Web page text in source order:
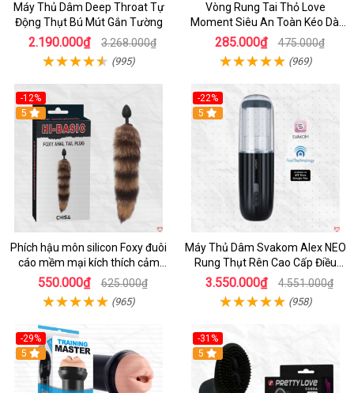
Máy Thủ Dâm Deep Throat Tự
Động Thụt Bú Mút Gắn Tường
2.190.000₫ 3.268.000₫
(995)
Vòng Rung Tai Thỏ Love
Moment Siêu An Toàn Kéo Dài
Thời Gian
285.000₫ 475.000₫
(969)
-12%
Hot
5
Phích hậu môn silicon Foxy đuôi
cáo mềm mại kích thích cảm
giác mới
550.000₫ 625.000₫
(965)
-22%
5
Máy Thủ Dâm Svakom Alex NEO
Rung Thụt Rên Cao Cấp Điều
Khiển App
3.550.000₫ 4.551.000₫
(958)
-29%
Hot
5
-31%
5